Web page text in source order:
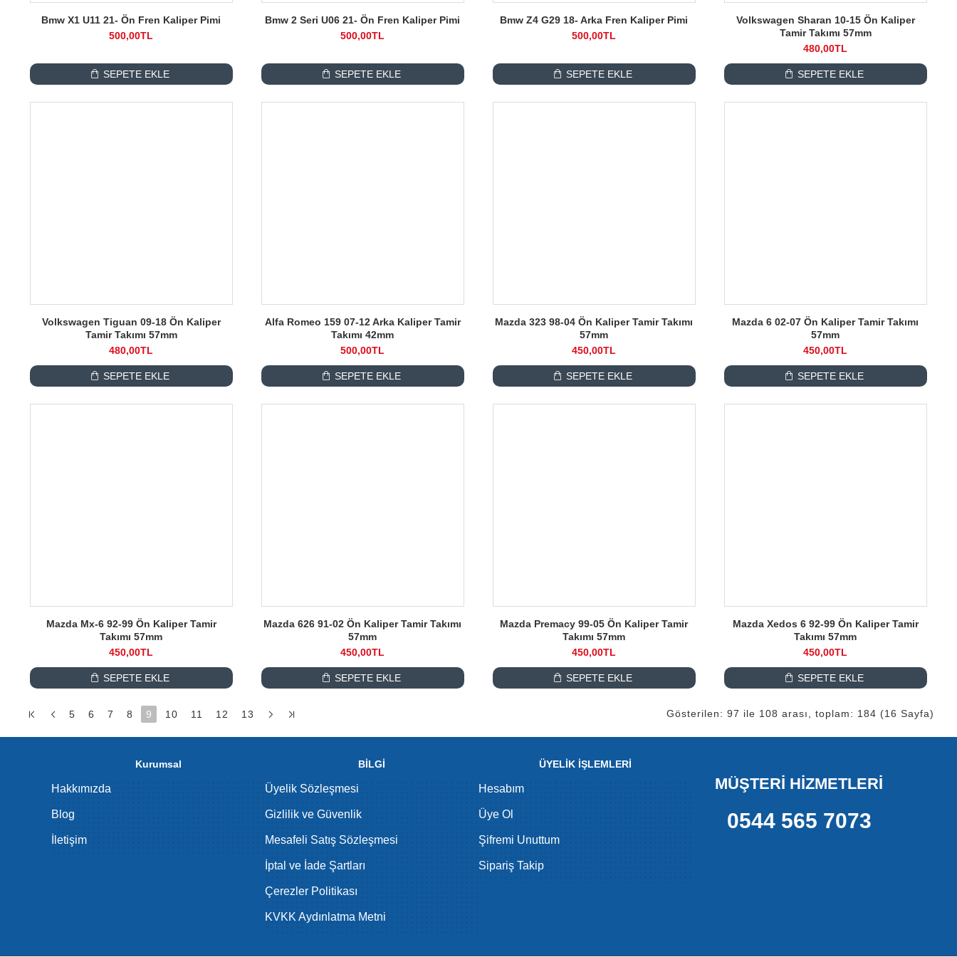
Bmw X1 U11 21- Ön Fren Kaliper Pimi
500,00TL
SEPETE EKLE
Bmw 2 Seri U06 21- Ön Fren Kaliper Pimi
500,00TL
SEPETE EKLE
Bmw Z4 G29 18- Arka Fren Kaliper Pimi
500,00TL
SEPETE EKLE
Volkswagen Sharan 10-15 Ön Kaliper
Tamir Takımı 57mm
480,00TL
SEPETE EKLE
Volkswagen Tiguan 09-18 Ön Kaliper
Tamir Takımı 57mm
480,00TL
SEPETE EKLE
Alfa Romeo 159 07-12 Arka Kaliper Tamir
Takımı 42mm
500,00TL
SEPETE EKLE
Mazda 323 98-04 Ön Kaliper Tamir Takımı
57mm
450,00TL
SEPETE EKLE
Mazda 6 02-07 Ön Kaliper Tamir Takımı
57mm
450,00TL
SEPETE EKLE
Mazda Mx-6 92-99 Ön Kaliper Tamir
Takımı 57mm
450,00TL
SEPETE EKLE
Mazda 626 91-02 Ön Kaliper Tamir Takımı
57mm
450,00TL
SEPETE EKLE
Mazda Premacy 99-05 Ön Kaliper Tamir
Takımı 57mm
450,00TL
SEPETE EKLE
Mazda Xedos 6 92-99 Ön Kaliper Tamir
Takımı 57mm
450,00TL
SEPETE EKLE
5 6 7 8 9 10 11 12 13 Gösterilen: 97 ile 108 arası, toplam: 184 (16 Sayfa)
Kurumsal
Hakkımızda
Blog
İletişim
BİLGİ
Üyelik Sözleşmesi
Gizlilik ve Güvenlik
Mesafeli Satış Sözleşmesi
İptal ve İade Şartları
Çerezler Politikası
KVKK Aydınlatma Metni
ÜYELİK İŞLEMLERİ
Hesabım
Üye Ol
Şifremi Unuttum
Sipariş Takip
MÜŞTERİ HİZMETLERİ
0544 565 7073